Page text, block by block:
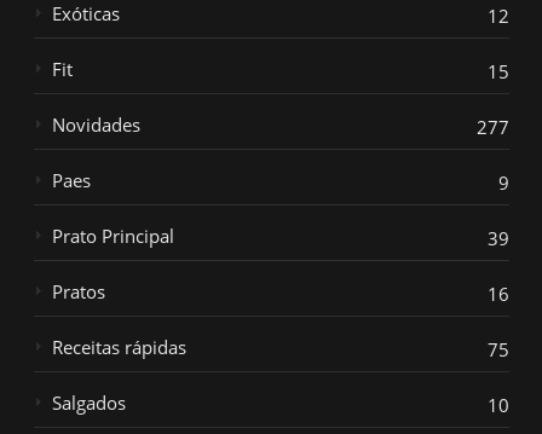
Exóticas 12
Fit 15
Novidades 277
Paes 9
Prato Principal 39
Pratos 16
Receitas rápidas 75
Salgados 10